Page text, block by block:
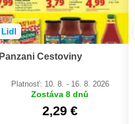
Lidl
Panzani Cestoviny
Platnosť: 10. 8. - 16. 8. 2026
Zostáva 8 dnů
2,29 €